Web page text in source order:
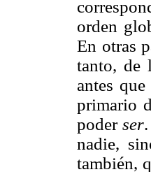
orden
En otras
tanto, de
antes
primario
poder ser
nadie,
también,